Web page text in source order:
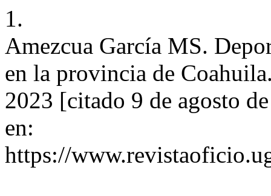
1.
Amezcua García MS.
en la provincia de
2023 [citado 9 de agosto
en:
https://